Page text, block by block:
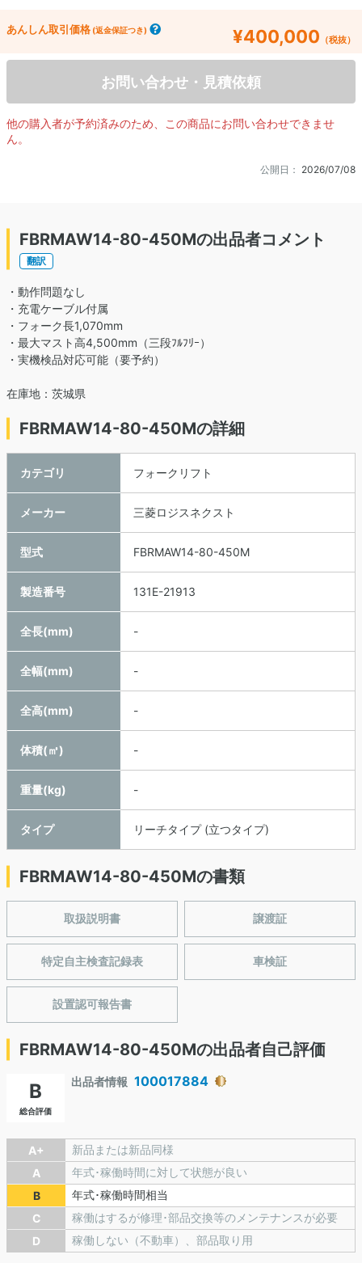
あんしん取引価格 (返金保証つき) ¥400,000 （税抜）
お問い合わせ・見積依頼
他の購入者が予約済みのため、この商品にお問い合わせできませ
ん。
公開日： 2026/07/08
FBRMAW14-80-450Mの出品者コメント
翻訳
・動作問題なし
・充電ケーブル付属
・フォーク長1,070mm
・最大マスト高4,500mm（三段ﾌﾙﾌﾘｰ）
・実機検品対応可能（要予約）
在庫地：茨城県
FBRMAW14-80-450Mの詳細
カテゴリ フォークリフト
メーカー 三菱ロジスネクスト
型式 FBRMAW14-80-450M
製造番号 131E-21913
全長(mm) -
全幅(mm) -
全高(mm) -
体積(㎥) -
重量(kg) -
タイプ リーチタイプ (立つタイプ)
FBRMAW14-80-450Mの書類
取扱説明書 譲渡証
特定自主検査記録表 車検証
設置認可報告書
FBRMAW14-80-450Mの出品者自己評価
B
総合評価
出品者情報 100017884
A+
新品または新品同様
A
年式･稼働時間に対して状態が良い
B
年式･稼働時間相当
C
稼働はするが修理･部品交換等のメンテナンスが必要
D
稼働しない（不動車）、部品取り用